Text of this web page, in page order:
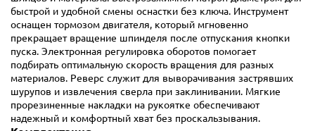
быстрой и удобной смены оснастки без ключа. Инструмент
оснащен тормозом двигателя, который мгновенно
прекращает вращение шпинделя после отпускания кнопки
пуска. Электронная регулировка оборотов помогает
подбирать оптимальную скорость вращения для разных
материалов. Реверс служит для выворачивания застрявших
шурупов и извлечения сверла при заклинивании. Мягкие
прорезиненные накладки на рукоятке обеспечивают
надежный и комфортный хват без проскальзывания.